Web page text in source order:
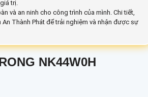
trị.
và an ninh cho công trình của mình. Chi tiết,
Thành Phát để trải nghiệm và nhận được sự
NK44W0H